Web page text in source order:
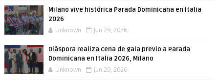
Milano vive histórica Parada Dominicana en Italia
2026
Unknown Jun 29, 2026
Diáspora realiza cena de gala previo a Parada
Dominicana en Italia 2026, Milano
Unknown Jun 29, 2026